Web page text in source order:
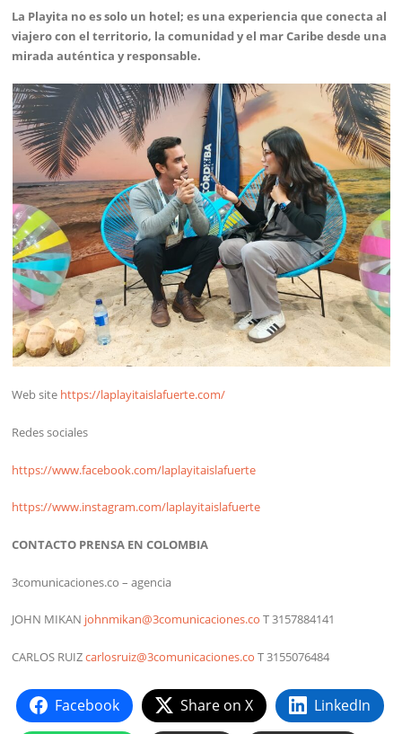
La Playita no es solo un hotel; es una experiencia que conecta al
viajero con el territorio, la comunidad y el mar Caribe desde una
mirada auténtica y responsable.
Web site https://laplayitaislafuerte.com/
Redes sociales
https://www.facebook.com/laplayitaislafuerte
https://www.instagram.com/laplayitaislafuerte
CONTACTO PRENSA EN COLOMBIA
3comunicaciones.co – agencia
JOHN MIKAN johnmikan@3comunicaciones.co T 3157884141
CARLOS RUIZcarlosruiz@3comunicaciones.co T 3155076484
Facebook Share on X LinkedIn